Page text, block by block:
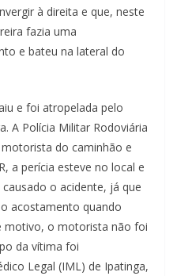
à direita e que, neste
fazia uma
e bateu na lateral do
e foi atropelada pelo
A Polícia Militar Rodoviária
do caminhão e
a perícia esteve no local e
o acidente, já que
acostamento quando
motivo, o motorista não foi
da vítima foi
Legal (IML) de Ipatinga,